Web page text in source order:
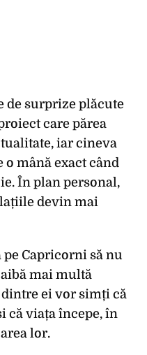
de surprize plăcute
care părea
iar cineva
mână exact când
În plan personal,
devin mai
Capricorni să nu
mai multă
ei vor simți că
că viața începe, în
lor.